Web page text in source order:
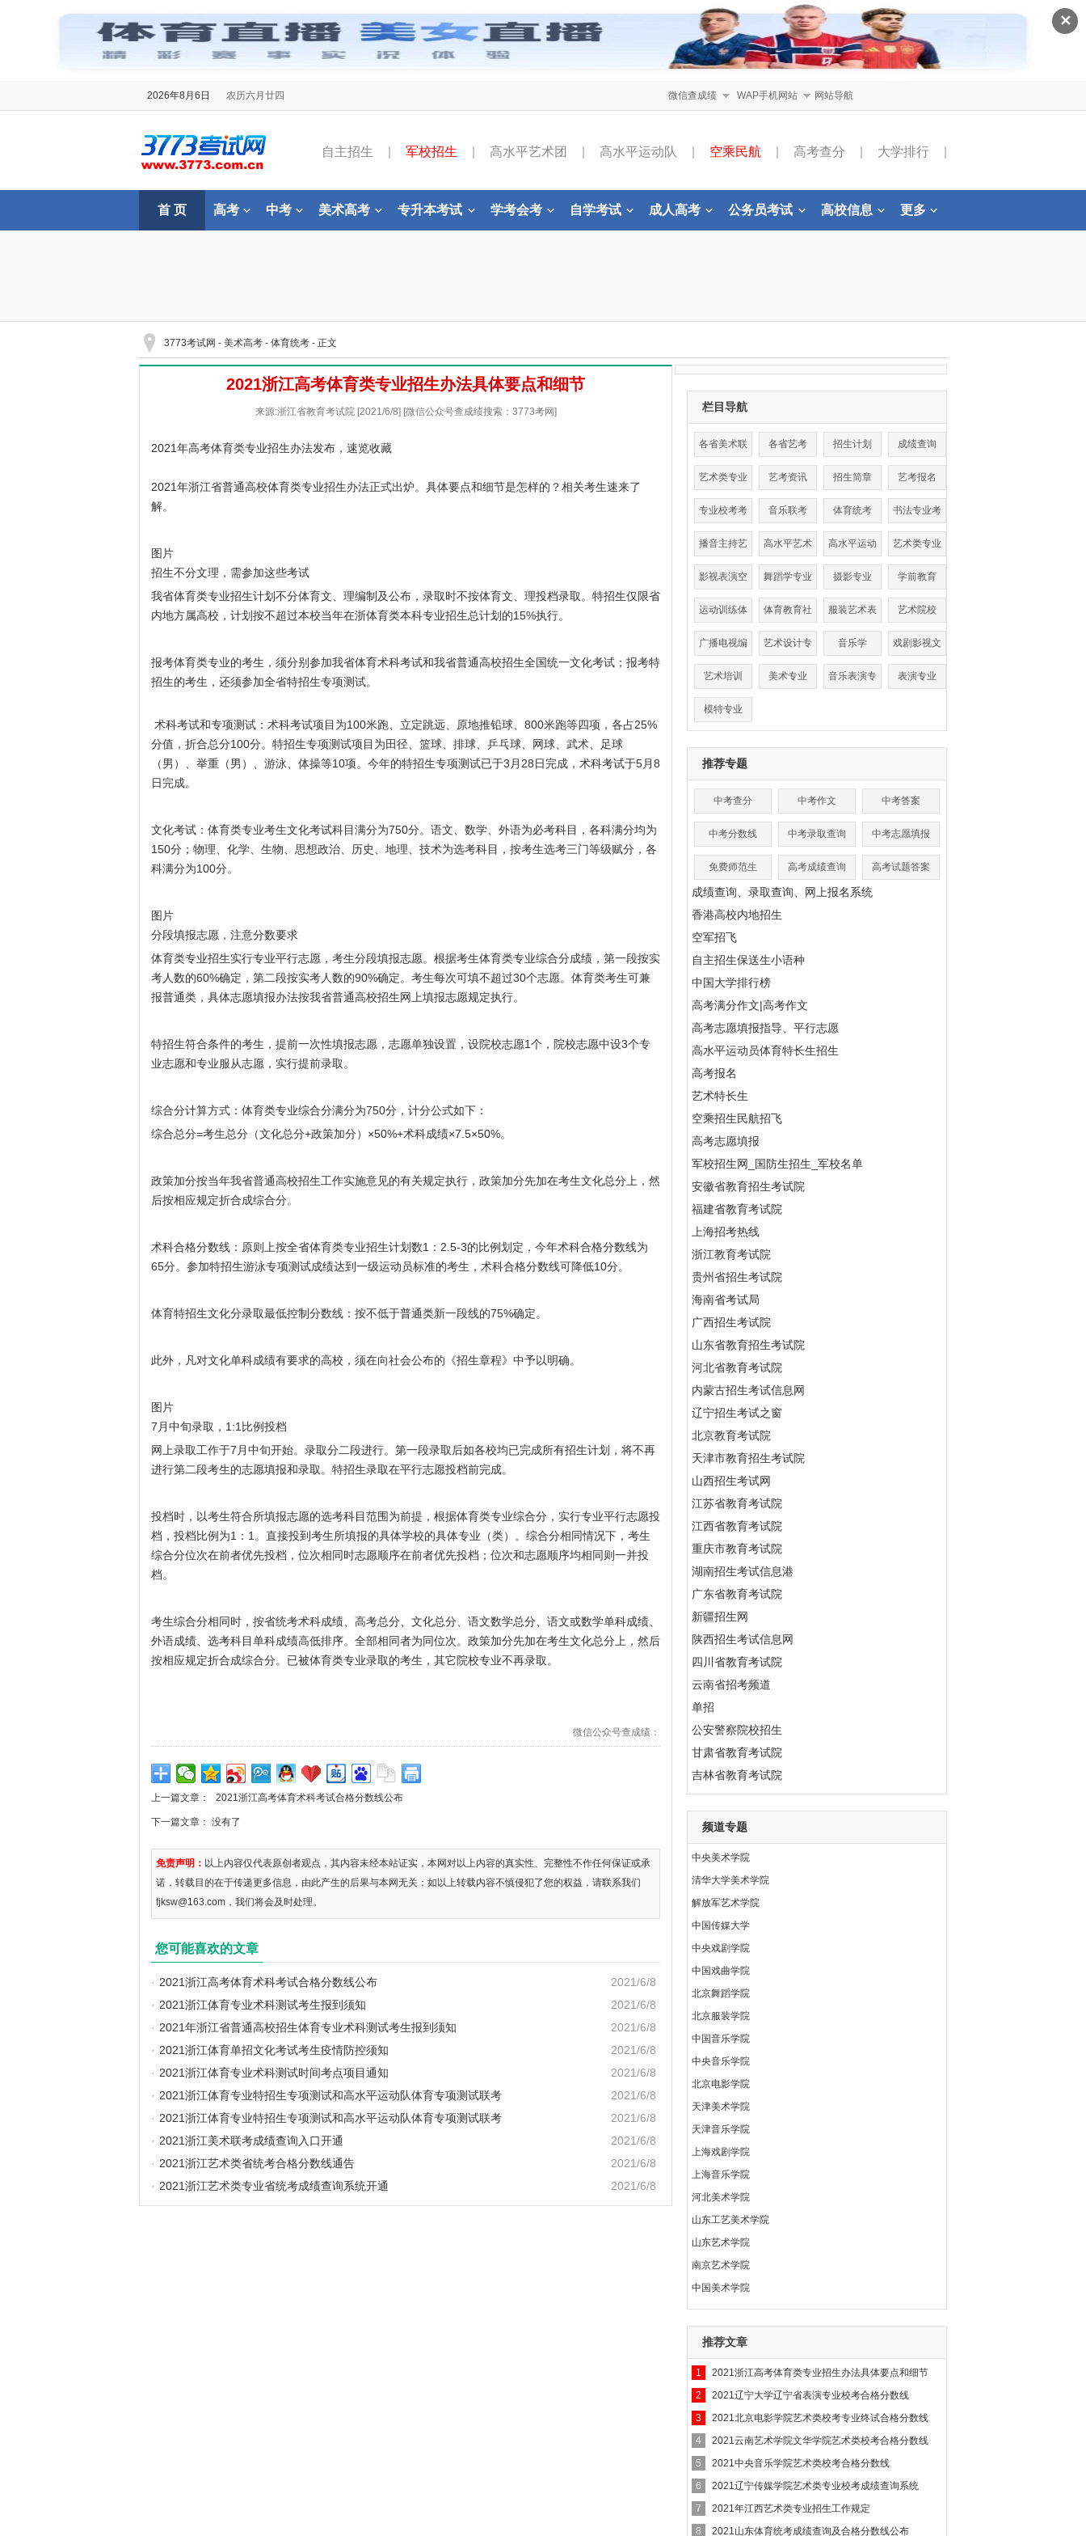
✕
2026年8月6日 农历六月廿四 微信查成绩 WAP手机网站 网站导航
自主招生 军校招生 高水平艺术团 高水平运动队 空乘民航 高考查分 大学排行
首 页 高考 中考 美术高考 专升本考试 学考会考 自学考试 成人高考 公务员考试 高校信息 更多
3773考试网 - 美术高考 - 体育统考 - 正文
2021浙江高考体育类专业招生办法具体要点和细节
来源:浙江省教育考试院 [2021/6/8] [微信公众号查成绩搜索：3773考网]
2021年高考体育类专业招生办法发布，速览收藏
2021年浙江省普通高校体育类专业招生办法正式出炉。具体要点和细节是怎样的？相关考生速来了
解。
图片
招生不分文理，需参加这些考试
我省体育类专业招生计划不分体育文、理编制及公布，录取时不按体育文、理投档录取。特招生仅限省
内地方属高校，计划按不超过本校当年在浙体育类本科专业招生总计划的15%执行。
报考体育类专业的考生，须分别参加我省体育术科考试和我省普通高校招生全国统一文化考试；报考特
招生的考生，还须参加全省特招生专项测试。
术科考试和专项测试：术科考试项目为100米跑、立定跳远、原地推铅球、800米跑等四项，各占25%
分值，折合总分100分。特招生专项测试项目为田径、篮球、排球、乒乓球、网球、武术、足球
（男）、举重（男）、游泳、体操等10项。今年的特招生专项测试已于3月28日完成，术科考试于5月8
日完成。
文化考试：体育类专业考生文化考试科目满分为750分。语文、数学、外语为必考科目，各科满分均为
150分；物理、化学、生物、思想政治、历史、地理、技术为选考科目，按考生选考三门等级赋分，各
科满分为100分。
图片
分段填报志愿，注意分数要求
体育类专业招生实行专业平行志愿，考生分段填报志愿。根据考生体育类专业综合分成绩，第一段按实
考人数的60%确定，第二段按实考人数的90%确定。考生每次可填不超过30个志愿。体育类考生可兼
报普通类，具体志愿填报办法按我省普通高校招生网上填报志愿规定执行。
特招生符合条件的考生，提前一次性填报志愿，志愿单独设置，设院校志愿1个，院校志愿中设3个专
业志愿和专业服从志愿，实行提前录取。
综合分计算方式：体育类专业综合分满分为750分，计分公式如下：
综合总分=考生总分（文化总分+政策加分）×50%+术科成绩×7.5×50%。
政策加分按当年我省普通高校招生工作实施意见的有关规定执行，政策加分先加在考生文化总分上，然
后按相应规定折合成综合分。
术科合格分数线：原则上按全省体育类专业招生计划数1：2.5-3的比例划定，今年术科合格分数线为
65分。参加特招生游泳专项测试成绩达到一级运动员标准的考生，术科合格分数线可降低10分。
体育特招生文化分录取最低控制分数线：按不低于普通类新一段线的75%确定。
此外，凡对文化单科成绩有要求的高校，须在向社会公布的《招生章程》中予以明确。
图片
7月中旬录取，1:1比例投档
网上录取工作于7月中旬开始。录取分二段进行。第一段录取后如各校均已完成所有招生计划，将不再
进行第二段考生的志愿填报和录取。特招生录取在平行志愿投档前完成。
投档时，以考生符合所填报志愿的选考科目范围为前提，根据体育类专业综合分，实行专业平行志愿投
档，投档比例为1：1。直接投到考生所填报的具体学校的具体专业（类）。综合分相同情况下，考生
综合分位次在前者优先投档，位次相同时志愿顺序在前者优先投档；位次和志愿顺序均相同则一并投
档。
考生综合分相同时，按省统考术科成绩、高考总分、文化总分、语文数学总分、语文或数学单科成绩、
外语成绩、选考科目单科成绩高低排序。全部相同者为同位次。政策加分先加在考生文化总分上，然后
按相应规定折合成综合分。已被体育类专业录取的考生，其它院校专业不再录取。
微信公众号查成绩：
上一篇文章： 2021浙江高考体育术科考试合格分数线公布
下一篇文章： 没有了
免责声明： 以上内容仅代表原创者观点，其内容未经本站证实，本网对以上内容的真实性、完整性不作任何保证或承
诺，转载目的在于传递更多信息，由此产生的后果与本网无关；如以上转载内容不慎侵犯了您的权益，请联系我们
fjksw@163.com，我们将会及时处理。
您可能喜欢的文章
2021/6/8
· 2021浙江高考体育术科考试合格分数线公布
2021/6/8
· 2021浙江体育专业术科测试考生报到须知
2021/6/8
· 2021年浙江省普通高校招生体育专业术科测试考生报到须知
2021/6/8
· 2021浙江体育单招文化考试考生疫情防控须知
2021/6/8
· 2021浙江体育专业术科测试时间考点项目通知
2021/6/8
· 2021浙江体育专业特招生专项测试和高水平运动队体育专项测试联考
2021/6/8
· 2021浙江体育专业特招生专项测试和高水平运动队体育专项测试联考
2021/6/8
· 2021浙江美术联考成绩查询入口开通
2021/6/8
· 2021浙江艺术类省统考合格分数线通告
2021/6/8
· 2021浙江艺术类专业省统考成绩查询系统开通
栏目导航
各省美术联
考
各省艺考 招生计划 成绩查询
艺术类专业
分数线
艺考资讯 招生简章 艺考报名
专业校考考
点
音乐联考 体育统考 书法专业考
试
播音主持艺
术
高水平艺术
团
高水平运动
队
艺术类专业
影视表演空
乘
舞蹈学专业 摄影专业 学前教育
运动训练体
育单招
体育教育社
会体育
服装艺术表
演
艺术院校
广播电视编
导
艺术设计专
业
音乐学 戏剧影视文
学
艺术培训
美术专业 音乐表演专 表演专业
模特专业
推荐专题
中考查分 中考作文 中考答案
中考分数线 中考录取查询 中考志愿填报
免费师范生 高考成绩查询 高考试题答案
成绩查询、录取查询、网上报名系统
香港高校内地招生
空军招飞
自主招生保送生小语种
中国大学排行榜
高考满分作文|高考作文
高考志愿填报指导、平行志愿
高水平运动员体育特长生招生
高考报名
艺术特长生
空乘招生民航招飞
高考志愿填报
军校招生网_国防生招生_军校名单
安徽省教育招生考试院
福建省教育考试院
上海招考热线
浙江教育考试院
贵州省招生考试院
海南省考试局
广西招生考试院
山东省教育招生考试院
河北省教育考试院
内蒙古招生考试信息网
辽宁招生考试之窗
北京教育考试院
天津市教育招生考试院
山西招生考试网
江苏省教育考试院
江西省教育考试院
重庆市教育考试院
湖南招生考试信息港
广东省教育考试院
新疆招生网
陕西招生考试信息网
四川省教育考试院
云南省招考频道
单招
公安警察院校招生
甘肃省教育考试院
吉林省教育考试院
频道专题
中央美术学院
清华大学美术学院
解放军艺术学院
中国传媒大学
中央戏剧学院
中国戏曲学院
北京舞蹈学院
北京服装学院
中国音乐学院
中央音乐学院
北京电影学院
天津美术学院
天津音乐学院
上海戏剧学院
上海音乐学院
河北美术学院
山东工艺美术学院
山东艺术学院
南京艺术学院
中国美术学院
推荐文章
1
2021浙江高考体育类专业招生办法具体要点和细节
2
2021辽宁大学辽宁省表演专业校考合格分数线
3
2021北京电影学院艺术类校考专业终试合格分数线
4
2021云南艺术学院文华学院艺术类校考合格分数线
5
2021中央音乐学院艺术类校考合格分数线
6
2021辽宁传媒学院艺术类专业校考成绩查询系统
7
2021年江西艺术类专业招生工作规定
8
2021山东体育统考成绩查询及合格分数线公布